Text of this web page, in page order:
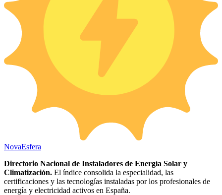
NovaEsfera
Directorio Nacional de Instaladores de Energía Solar y
Climatización. El índice consolida la especialidad, las
certificaciones y las tecnologías instaladas por los profesionales de
energía y electricidad activos en España.